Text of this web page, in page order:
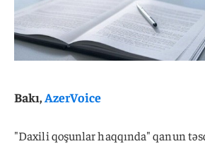
Bakı,AzerVoice
"Daxili qoşunlar haqqında" qanun